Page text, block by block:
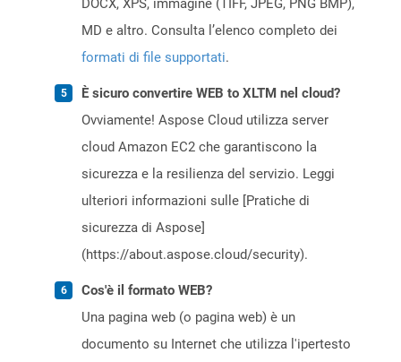
DOCX, XPS, immagine (TIFF, JPEG, PNG BMP),
MD e altro. Consulta l’elenco completo dei
formati di file supportati.
È sicuro convertire WEB to XLTM nel cloud?
Ovviamente! Aspose Cloud utilizza server
cloud Amazon EC2 che garantiscono la
sicurezza e la resilienza del servizio. Leggi
ulteriori informazioni sulle [Pratiche di
sicurezza di Aspose]
(https://about.aspose.cloud/security).
Cos'è il formato WEB?
Una pagina web (o pagina web) è un
documento su Internet che utilizza l'ipertesto